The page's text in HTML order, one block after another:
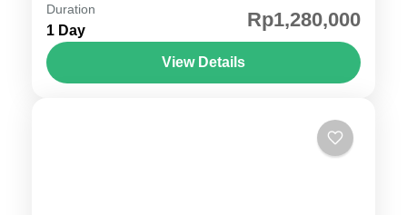
ボゴールのコーヒー豆収穫ツアーで、香り豊
かな一杯の原点を体験。インドネシア・ボゴ
ールの豊かな自然に囲まれた農園で、コーヒ
ー豆の収穫から精製、焙煎までを学ぶ特別な
サステナブルなコーヒーづくりの現場を間近
Duration
1 Day Rp1,280,000
View Details